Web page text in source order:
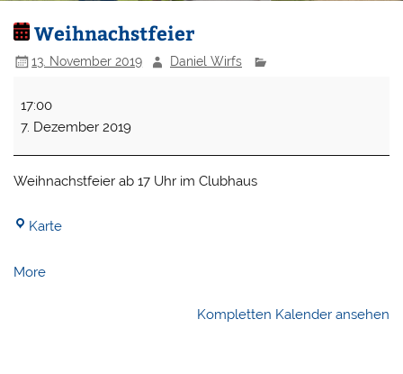
Weihnachstfeier
13. November 2019 Daniel Wirfs
17:00
7. Dezember 2019
Weihnachstfeier ab 17 Uhr im Clubhaus
KarteTennisanlage
Moreabout
Kompletten Kalender ansehen